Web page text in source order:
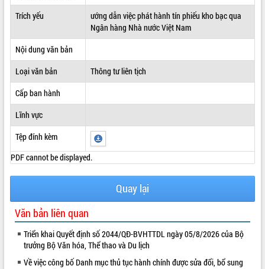
VĂN BẢN HĐND TỈNH
ĐIỂM TIN VĂN BẢN
Trích yếu
ướng dẫn việc phát hành tín phiếu kho bạc qua
Ngân hàng Nhà nước Việt Nam
Nội dung văn bản
Loại văn bản
Thông tư liên tịch
Cấp ban hành
Lĩnh vực
Tệp đính kèm
PDF cannot be displayed.
Quay lại
Văn bản liên quan
Triển khai Quyết định số 2044/QĐ-BVHTTDL ngày 05/8/2026 của Bộ
trưởng Bộ Văn hóa, Thể thao và Du lịch
Về việc công bố Danh mục thủ tục hành chính được sửa đổi, bổ sung